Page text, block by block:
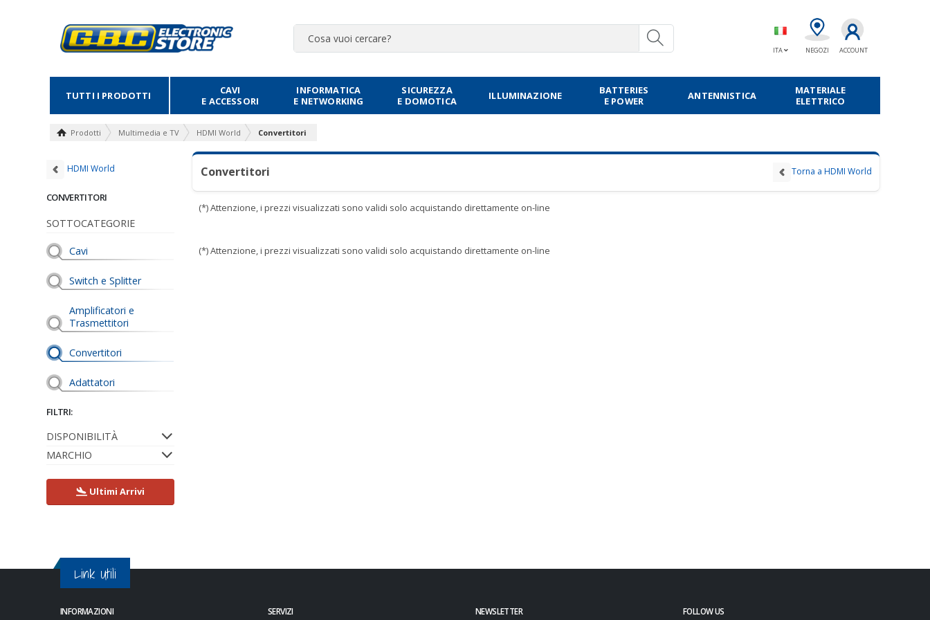
ITA NEGOZI ACCOUNT
TUTTI I PRODOTTI
CAVI
E ACCESSORI
INFORMATICA
E NETWORKING
SICUREZZA
E DOMOTICA
ILLUMINAZIONE
BATTERIES
E POWER
ANTENNISTICA
MATERIALE
ELETTRICO
Prodotti Multimedia e TV HDMI World Convertitori
HDMI World
CONVERTITORI
SOTTOCATEGORIE
Cavi
Switch e Splitter
Amplificatori e
Trasmettitori
Convertitori
Adattatori
FILTRI:
DISPONIBILITÀ
MARCHIO
Ultimi Arrivi
Convertitori Torna a HDMI World
(*) Attenzione, i prezzi visualizzati sono validi solo acquistando direttamente on-line
(*) Attenzione, i prezzi visualizzati sono validi solo acquistando direttamente on-line
Link Utili
INFORMAZIONI SERVIZI NEWSLETTER FOLLOW US